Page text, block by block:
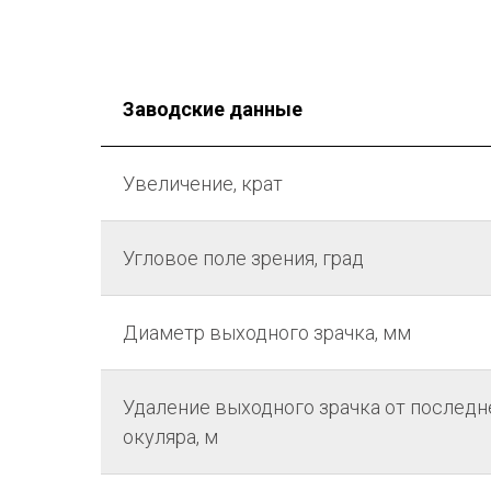
Заводские данные
Увеличение, крат
Угловое поле зрения, град
Диаметр выходного зрачка, мм
Удаление выходного зрачка от
окуляра, м